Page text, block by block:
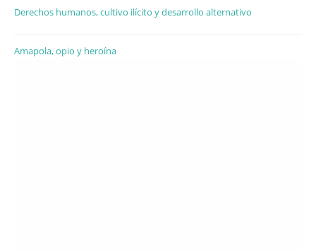
Derechos humanos, cultivo ilícito y desarrollo alternativo
Amapola, opio y heroína